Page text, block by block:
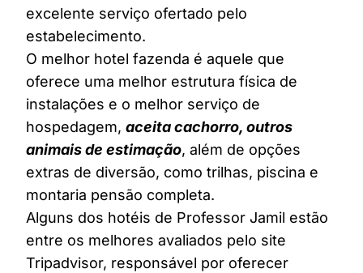
excelente serviço ofertado pelo
estabelecimento.
O melhor hotel fazenda é aquele que
oferece uma melhor estrutura física de
instalações e o melhor serviço de
hospedagem, aceita cachorro, outros
animais de estimação, além de opções
extras de diversão, como trilhas, piscina e
montaria pensão completa.
Alguns dos hotéis de Professor Jamil estão
entre os melhores avaliados pelo site
Tripadvisor, responsável por oferecer